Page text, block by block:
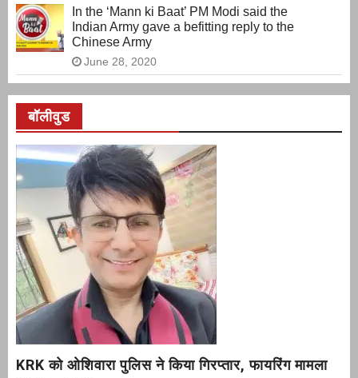
In the ‘Mann ki Baat’ PM Modi said the
Indian Army gave a befitting reply to the
Chinese Army
June 28, 2020
बॉलीवुड
KRK को ओशिवारा पुलिस ने किया गिरप्तार, फायरिंग मामला